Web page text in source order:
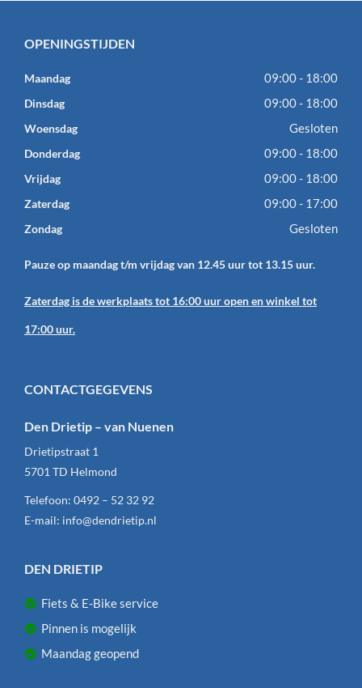
OPENINGSTIJDEN
Maandag 09:00 - 18:00
Dinsdag 09:00 - 18:00
Woensdag Gesloten
Donderdag 09:00 - 18:00
Vrijdag 09:00 - 18:00
Zaterdag 09:00 - 17:00
Zondag Gesloten
Pauze op maandag t/m vrijdag van 12.45 uur tot 13.15 uur.
Zaterdag is de werkplaats tot 16:00 uur open en winkel tot
17:00 uur.
CONTACTGEGEVENS
Den Drietip – van Nuenen
Drietipstraat 1
5701 TD Helmond
Telefoon: 0492 – 52 32 92
E-mail: info@dendrietip.nl
DEN DRIETIP
Fiets & E-Bike service
Pinnen is mogelijk
Maandag geopend